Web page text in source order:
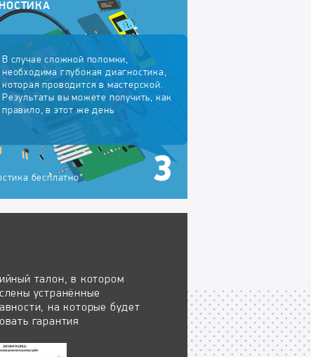
В случае сложной поломки,
необходима глубокая диагностика,
которая проводится в мастерской.
Результаты вы можете получить, как
правило, в этот же день
бесплатно*
талон, в котором
устранённые
на которые будет
гарантия